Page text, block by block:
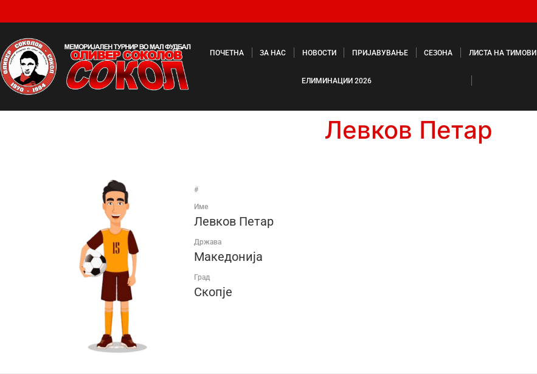
ПОЧЕТНА ЗА НАС НОВОСТИ ПРИЈАВУВАЊЕ СЕЗОНА ЛИСТА НА ТИМОВИ
ЕЛИМИНАЦИИ 2026
Левков Петар
#
Име
Левков Петар
Држава
Македонија
Град
Скопје